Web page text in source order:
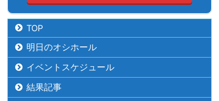
TOP
明日のオシホール
イベントスケジュール
結果記事